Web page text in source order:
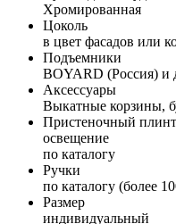
Хромированная
Цоколь
в цвет фасадов или
Подъемники
BOYARD (Россия) и
Аксессуары
Выкатные корзины,
Пристеночный
освещение
по каталогу
Ручки
по каталогу (более
Размер
индивидуальный